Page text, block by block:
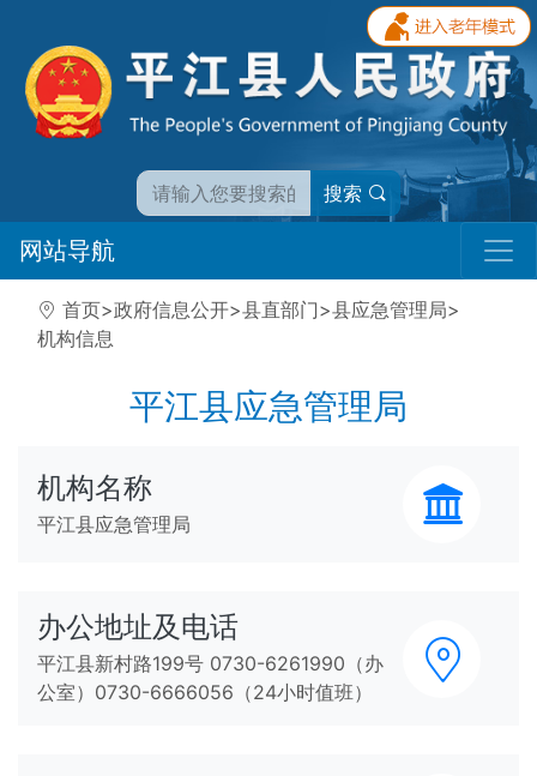
搜索
网站导航
首页>政府信息公开>县直部门>县应急管理局>
机构信息
平江县应急管理局
机构名称
平江县应急管理局
办公地址及电话
平江县新村路199号 0730-6261990（办
公室）0730-6666056（24小时值班）